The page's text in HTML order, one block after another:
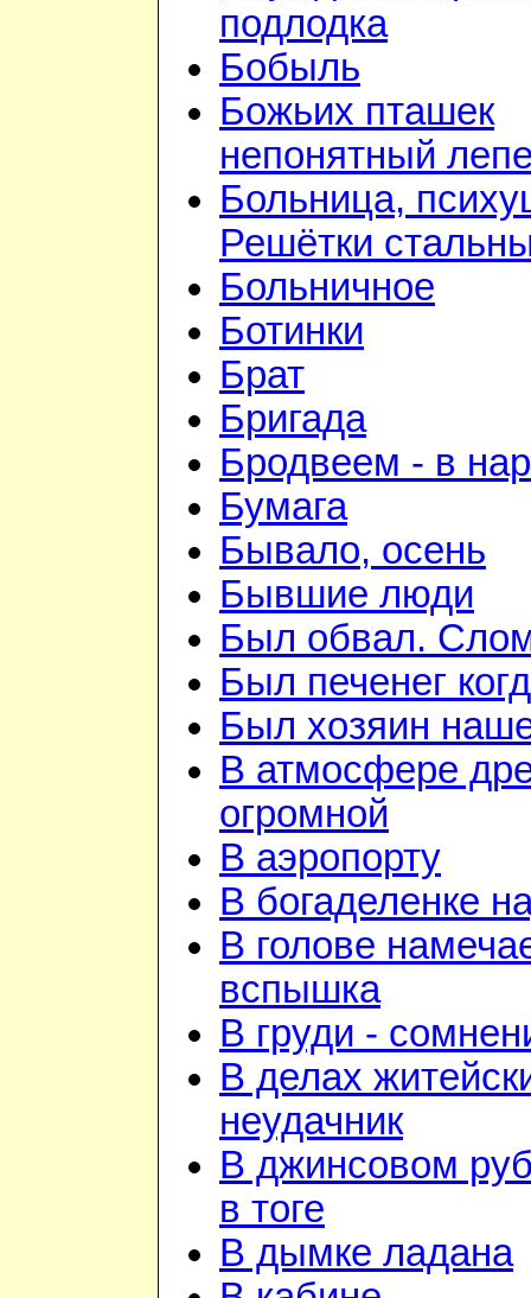
подлодка
Бобыль
Божьих пташек
непонятный
Больница,
Решётки
Больничное
Ботинки
Брат
Бригада
Бродвеем - в
Бумага
Бывало, осень
Бывшие люди
Был обвал.
Был печенег
Был хозяин
В атмосфере
огромной
В аэропорту
В богаделенке
В голове
вспышка
В груди -
В делах
неудачник
В джинсовом
в тоге
В дымке ладана